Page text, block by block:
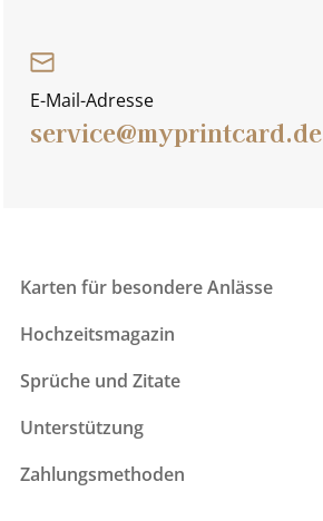
E-Mail-Adresse
service@myprintcard.de
Karten für besondere Anlässe
Hochzeitsmagazin
Sprüche und Zitate
Unterstützung
Zahlungsmethoden